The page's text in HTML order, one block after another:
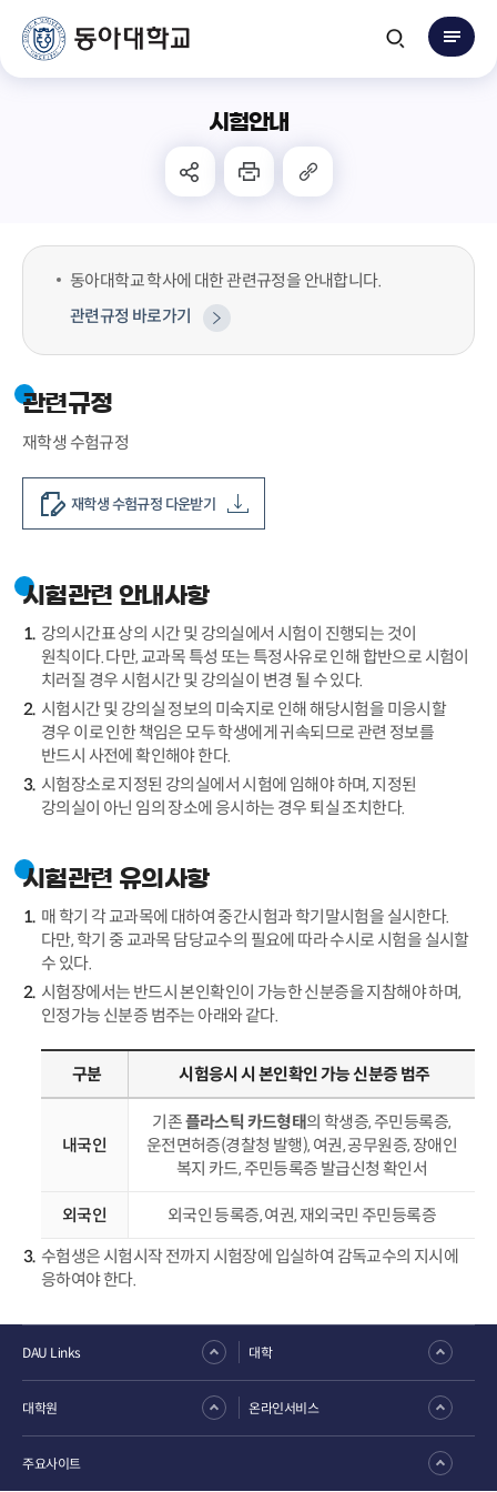
시험안내
동아대학교 학사에 대한 관련규정을 안내합니다.
관련규정 바로가기
관련규정
재학생 수험규정
재학생 수험규정 다운받기
시험관련 안내사항
강의시간표 상의 시간 및 강의실에서 시험이 진행되는 것이
원칙이다. 다만, 교과목 특성 또는 특정사유로 인해 합반으로 시험이
치러질 경우 시험시간 및 강의실이 변경 될 수 있다.
시험시간 및 강의실 정보의 미숙지로 인해 해당시험을 미응시할
경우 이로 인한 책임은 모두 학생에게 귀속되므로 관련 정보를
반드시 사전에 확인해야 한다.
시험장소로 지정된 강의실에서 시험에 임해야 하며, 지정된
강의실이 아닌 임의 장소에 응시하는 경우 퇴실 조치한다.
시험관련 유의사항
매 학기 각 교과목에 대하여 중간시험과 학기말시험을 실시한다.
다만, 학기 중 교과목 담당교수의 필요에 따라 수시로 시험을 실시할
수 있다.
시험장에서는 반드시 본인확인이 가능한 신분증을 지참해야 하며,
인정가능 신분증 범주는 아래와 같다.
구분 시험응시 시 본인확인 가능 신분증 범주
내국인
기존플라스틱 카드형태의 학생증, 주민등록증,
운전면허증(경찰청 발행), 여권, 공무원증, 장애인
복지 카드, 주민등록증 발급신청 확인서
외국인
외국인 등록증, 여권, 재외국민 주민등록증
수험생은 시험시작 전까지 시험장에 입실하여 감독교수의 지시에
응하여야 한다.
DAU Links 대학
대학원 온라인서비스
주요사이트